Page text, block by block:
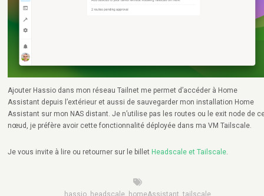
Ajouter Hassio dans mon réseau Tailnet me permet d’accéder à Home
Assistant depuis l’extérieur et aussi de sauvegarder mon installation Home
Assistant sur mon NAS distant. Je n’utilise pas les routes ou le exit node de
nœud, je préfère avoir cette fonctionnalité déployée dans ma VM Tailscale.
Je vous invite à lire ou retourner sur le billet Headscale et Tailscale.
hassio, headscale, homeAssistant, tailscale